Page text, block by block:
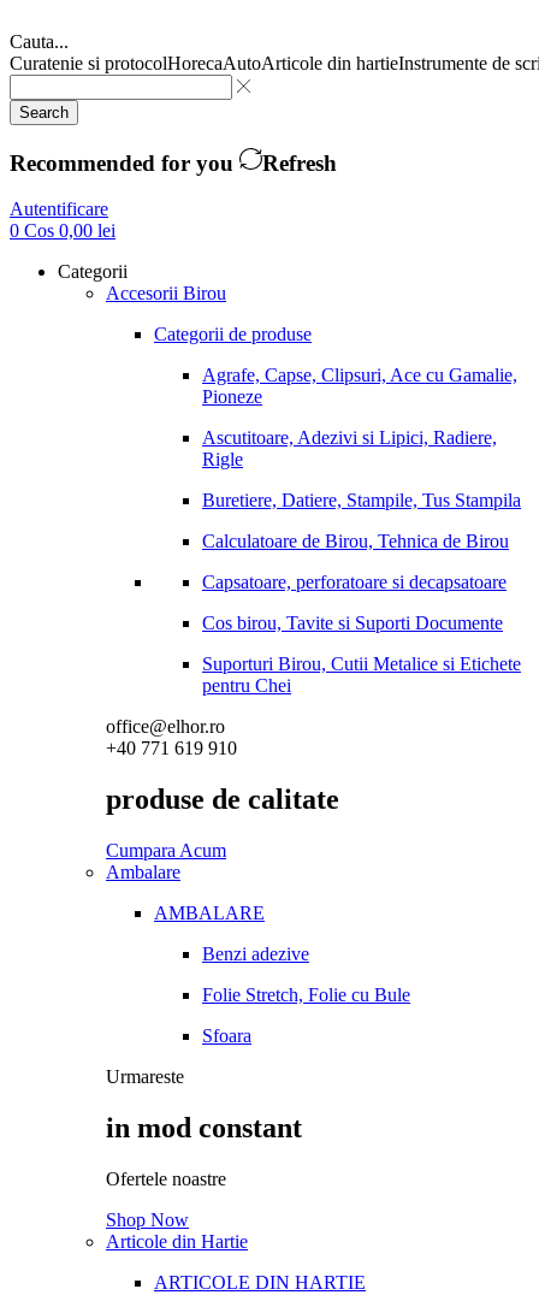
Cauta...
Curatenie si protocolHorecaAutoArticole din hartieInstrumente de
Search
Recommended for you Refresh
Autentificare
0 Cos 0,00 lei
Categorii
Accesorii Birou
Categorii de produse
Agrafe, Capse, Clipsuri, Ace cu Gamalie,
Pioneze
Ascutitoare, Adezivi si Lipici, Radiere,
Rigle
Buretiere, Datiere, Stampile, Tus Stampila
Calculatoare de Birou, Tehnica de Birou
Capsatoare, perforatoare si decapsatoare
Cos birou, Tavite si Suporti Documente
Suporturi Birou, Cutii Metalice si Etichete
pentru Chei
office@elhor.ro
+40 771 619 910
produse de calitate
Cumpara Acum
Ambalare
AMBALARE
Benzi adezive
Folie Stretch, Folie cu Bule
Sfoara
Urmareste
in mod constant
Ofertele noastre
Shop Now
Articole din Hartie
ARTICOLE DIN HARTIE